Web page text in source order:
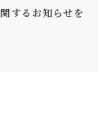
するお知らせを